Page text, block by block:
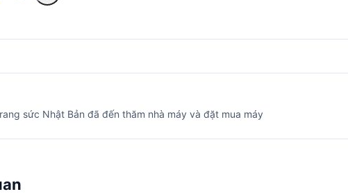
sức Nhật Bản đã đến thăm nhà máy và đặt mua máy móc của chúng tôi.